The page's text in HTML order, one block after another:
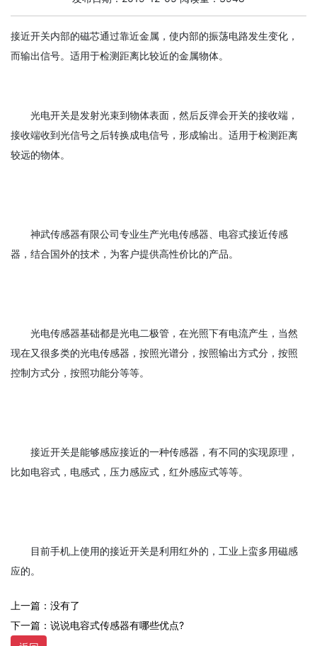
接近开关内部的磁芯通过靠近金属，使内部的振荡电路发生变化，
而输出信号。适用于检测距离比较近的金属物体。
光电开关是发射光束到物体表面，然后反弹会开关的接收端，
接收端收到光信号之后转换成电信号，形成输出。适用于检测距离
较远的物体。
神武传感器有限公司专业生产光电传感器、电容式接近传感
器，结合国外的技术，为客户提供高性价比的产品。
光电传感器基础都是光电二极管，在光照下有电流产生，当然
现在又很多类的光电传感器，按照光谱分，按照输出方式分，按照
控制方式分，按照功能分等等。
接近开关是能够感应接近的一种传感器，有不同的实现原理，
比如电容式，电感式，压力感应式，红外感应式等等。
目前手机上使用的接近开关是利用红外的，工业上蛮多用磁感
应的。
上一篇：没有了
下一篇：说说电容式传感器有哪些优点?